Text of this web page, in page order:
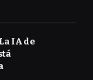
IA de